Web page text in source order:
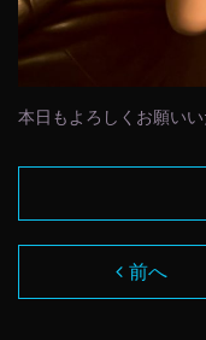
本日もよろしくお願い
前へ